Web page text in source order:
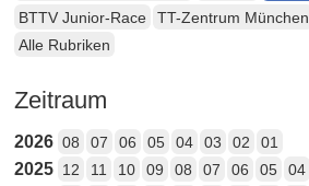
BTTV Junior-Race
TT-Zentrum München
Alle Rubriken
Zeitraum
2026 08 07 06 05 04 03 02 01
2025 12 11 10 09 08 07 06 05 04